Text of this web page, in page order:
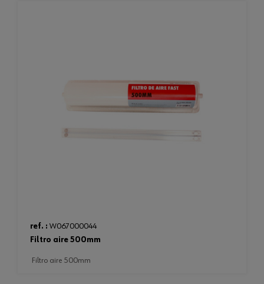
ref. : W067000044
filtro aire 500mm
filtro aire 500mm